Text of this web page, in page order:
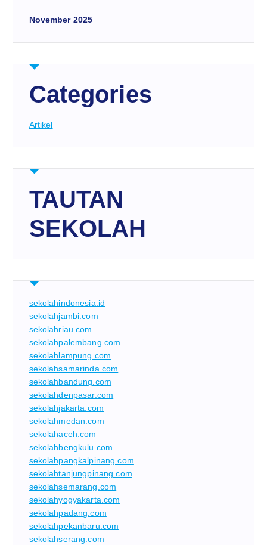
November 2025
Categories
Artikel
TAUTAN
SEKOLAH
sekolahindonesia.id
sekolahjambi.com
sekolahriau.com
sekolahpalembang.com
sekolahlampung.com
sekolahsamarinda.com
sekolahbandung.com
sekolahdenpasar.com
sekolahjakarta.com
sekolahmedan.com
sekolahaceh.com
sekolahbengkulu.com
sekolahpangkalpinang.com
sekolahtanjungpinang.com
sekolahsemarang.com
sekolahyogyakarta.com
sekolahpadang.com
sekolahpekanbaru.com
sekolahserang.com